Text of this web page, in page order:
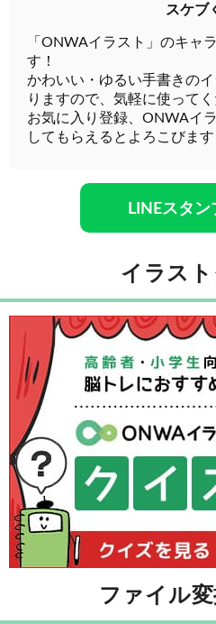
スケブ
「ONWAイラスト」のキャ
す！
かわいい・ゆるい手書きの
りますので、気軽に使ってく
お気に入り登録、ONWAイ
してもらえるとよろこびます
LINEスタン
イラス
ファイル